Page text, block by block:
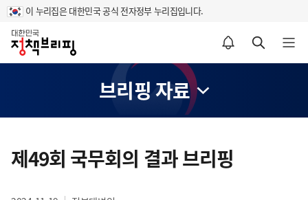
이 누리집은 대한민국 공식 전자정부 누리집입니다.
홈
알림설정 바로가기 검색 바로가기 메뉴 열기
브리핑 자료
텐
츠제49회 국무회의 결과 브리핑